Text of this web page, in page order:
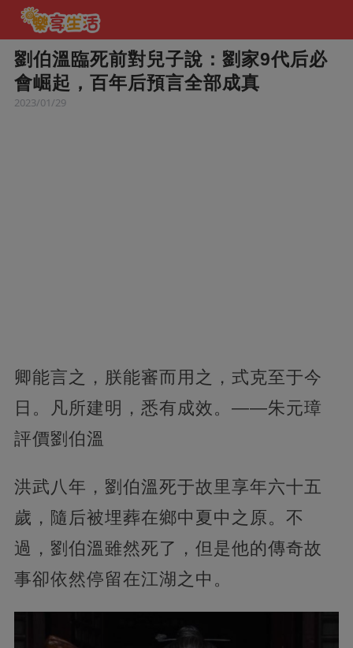
劉伯溫臨死前對兒子說：劉家9代后必
會崛起，百年后預言全部成真
2023/01/29
卿能言之，朕能審而用之，式克至于今
日。凡所建明，悉有成效。——朱元璋
評價劉伯溫
洪武八年，劉伯溫死于故里享年六十五
歲，隨后被埋葬在鄉中夏中之原。不
過，劉伯溫雖然死了，但是他的傳奇故
事卻依然停留在江湖之中。